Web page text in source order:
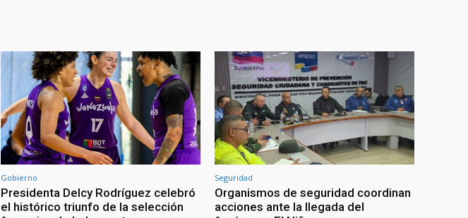
Gobierno
Presidenta Delcy Rodríguez celebró
el histórico triunfo de la selección
Seguridad
Organismos de seguridad coordinan
acciones ante la llegada del